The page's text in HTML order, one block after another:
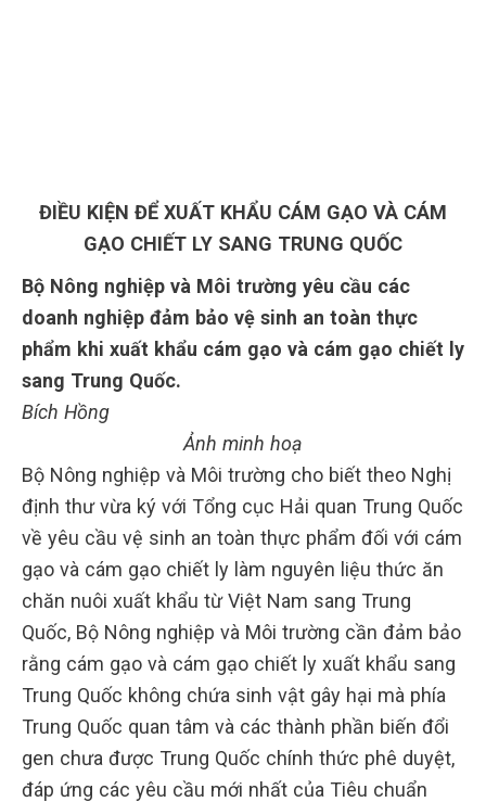
ĐIỀU KIỆN ĐỂ XUẤT KHẨU CÁM GẠO VÀ CÁM
GẠO CHIẾT LY SANG TRUNG QUỐC
Bộ Nông nghiệp và Môi trường yêu cầu các
doanh nghiệp đảm bảo vệ sinh an toàn thực
phẩm khi xuất khẩu cám gạo và cám gạo chiết ly
sang Trung Quốc.
Bích Hồng
Ảnh minh hoạ
Bộ Nông nghiệp và Môi trường cho biết theo Nghị
định thư vừa ký với Tổng cục Hải quan Trung Quốc
về yêu cầu vệ sinh an toàn thực phẩm đối với cám
gạo và cám gạo chiết ly làm nguyên liệu thức ăn
chăn nuôi xuất khẩu từ Việt Nam sang Trung
Quốc, Bộ Nông nghiệp và Môi trường cần đảm bảo
rằng cám gạo và cám gạo chiết ly xuất khẩu sang
Trung Quốc không chứa sinh vật gây hại mà phía
Trung Quốc quan tâm và các thành phần biến đổi
gen chưa được Trung Quốc chính thức phê duyệt,
đáp ứng các yêu cầu mới nhất của Tiêu chuẩn